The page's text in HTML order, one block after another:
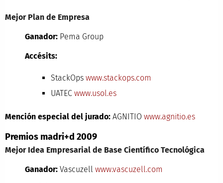
Mejor Plan de Empresa
Ganador:Pema Group
Accésits:
StackOps www.stackops.com
UATEC www.usol.es
Mención especial del jurado:AGNITIO www.agnitio.es
Premios madri+d 2009
Mejor Idea Empresarial de Base Científico Tecnológica
Ganador:Vascuzell www.vascuzell.com